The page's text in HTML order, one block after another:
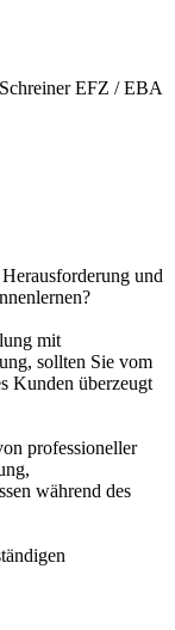
EFZ / EBA
und
mit
sollten Sie vom
Kunden überzeugt
professioneller
während des